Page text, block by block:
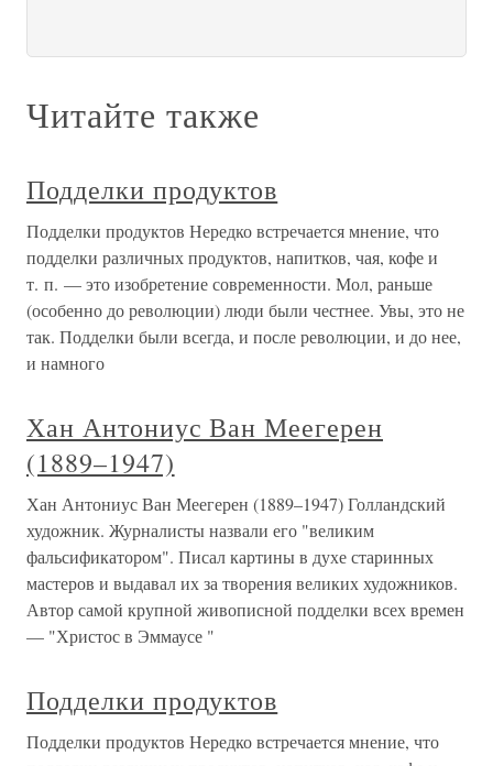
Читайте также
Подделки продуктов
Подделки продуктов Нередко встречается мнение, что
подделки различных продуктов, напитков, чая, кофе и
т. п. — это изобретение современности. Мол, раньше
(особенно до революции) люди были честнее. Увы, это не
так. Подделки были всегда, и после революции, и до нее,
и намного
Хан Антониус Ван Меегерен
(1889–1947)
Хан Антониус Ван Меегерен (1889–1947) Голландский
художник. Журналисты назвали его "великим
фальсификатором". Писал картины в духе старинных
мастеров и выдавал их за творения великих художников.
Автор самой крупной живописной подделки всех времен
— "Христос в Эммаусе "
Подделки продуктов
Подделки продуктов Нередко встречается мнение, что